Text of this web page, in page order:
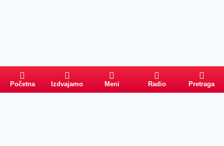
Početna Izdvajamo Meni Radio Pretraga